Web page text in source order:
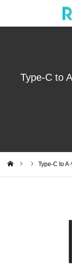
Type-C to
Type-C to A